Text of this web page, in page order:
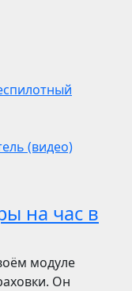
(видео)
на час в
модуле
Он